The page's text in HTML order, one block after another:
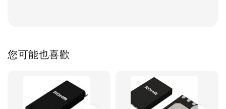
您可能也喜歡